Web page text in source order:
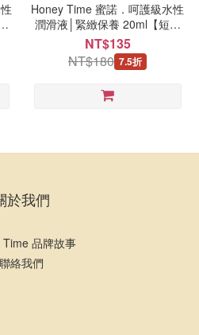
Honey Time 蜜諾．呵護級水性
潤滑液│緊緻保養 20ml【短效
良品2027.01】
NT$135
NT$180 7.5折
於我們
Time 品牌故事
聯絡我們